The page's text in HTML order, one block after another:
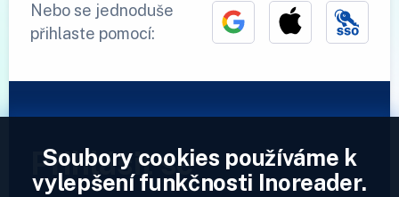
Nebo se jednoduše
přihlaste pomocí:
Přihlásit se
Soubory cookies používáme k
vylepšení funkčnosti Inoreader.